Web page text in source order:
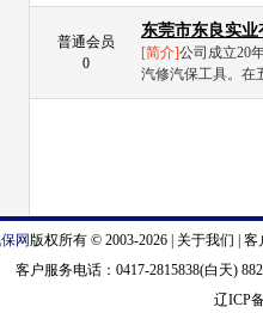
普通会员
0
东莞市东良实业
[简介]公司成立20
汽修汽保工具。在
网版权所有 © 2003-2026 | 关于我们 客
客户服务电话：0417-2815838(白天)
辽ICP